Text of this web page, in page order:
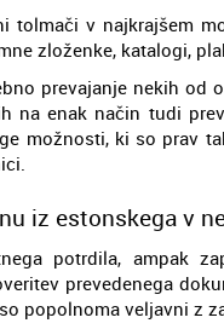
tolmači v najkrajšem
zloženke, katalogi,
prevajanje nekih od
na enak način tudi
možnosti, ki so prav
iz estonskega v
potrdila, ampak
prevedenega
popolnoma veljavni z